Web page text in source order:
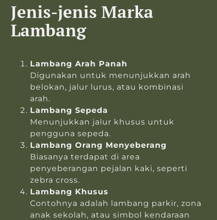
Jenis-jenis Marka
Lambang
Lambang Arah Panah
Digunakan untuk menunjukkan arah
belokan, jalur lurus, atau kombinasi
arah.
Lambang Sepeda
Menunjukkan jalur khusus untuk
pengguna sepeda.
Lambang Orang Menyeberang
Biasanya terdapat di area
penyeberangan pejalan kaki, seperti
zebra cross.
Lambang Khusus
Contohnya adalah lambang parkir, zona
anak sekolah, atau simbol kendaraan